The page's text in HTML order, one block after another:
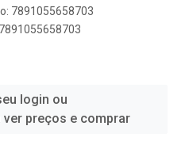
7891055658703
login ou
preços e comprar